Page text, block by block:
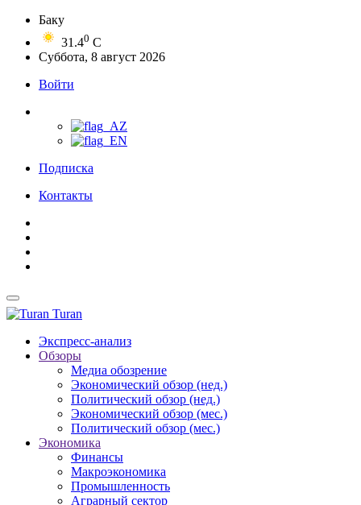
Баку
31.40 C
Суббота, 8 август 2026
Войти
Подписка
Контакты
Turan
Экспресс-анализ
Обзоры
Медиа обозрение
Экономический обзор (нед.)
Политический обзор (нед.)
Экономический обзор (мес.)
Политический обзор (мес.)
Экономика
Финансы
Макроэкономика
Промышленность
Аграрный сектор